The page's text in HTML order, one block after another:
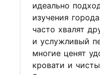
идеально
изучения
часто хвалят
и услужливый
многие ценят
кровати и